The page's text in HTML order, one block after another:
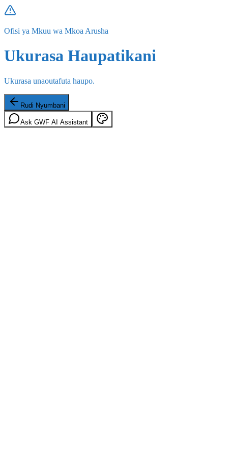
Ofisi ya Mkuu wa Mkoa Arusha
Ukurasa Haupatikani
Ukurasa unaoutafuta haupo.
Rudi Nyumbani
Ask GWF AI Assistant